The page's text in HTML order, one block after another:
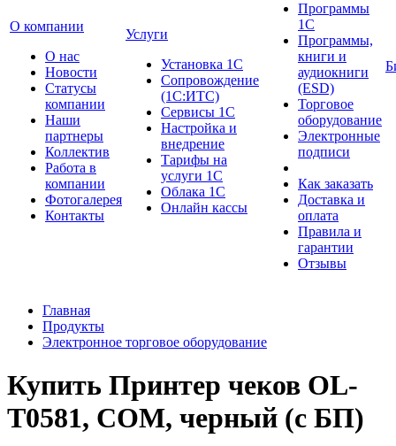
О компании
О нас
Новости
Cтатусы
компании
Наши
партнеры
Коллектив
Работа в
компании
Фотогалерея
Контакты
Услуги
Установка 1С
Сопровождение
(1С:ИТС)
Сервисы 1С
Настройка и
внедрение
Тарифы на
услуги 1С
Облака 1С
Онлайн кассы
Программы
1С
Программы,
книги и
аудиокниги
(ESD)
Торговое
оборудование
Электронные
подписи
Как заказать
Доставка и
оплата
Правила и
гарантии
Отзывы
Главная
Продукты
Электронное торговое оборудование
Купить Принтер чеков OL-
T0581, COM, черный (с БП)